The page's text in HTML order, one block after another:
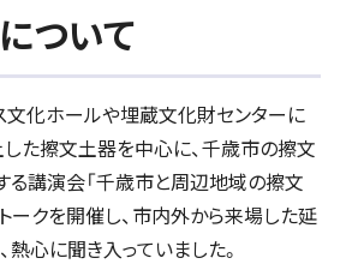
ついて
文化ホールや埋蔵文化財センターに
た擦文土器を中心に、千歳市の擦文
る講演会「千歳市と周辺地域の擦文
ークを開催し、市内外から来場した延
心に聞き入っていました。